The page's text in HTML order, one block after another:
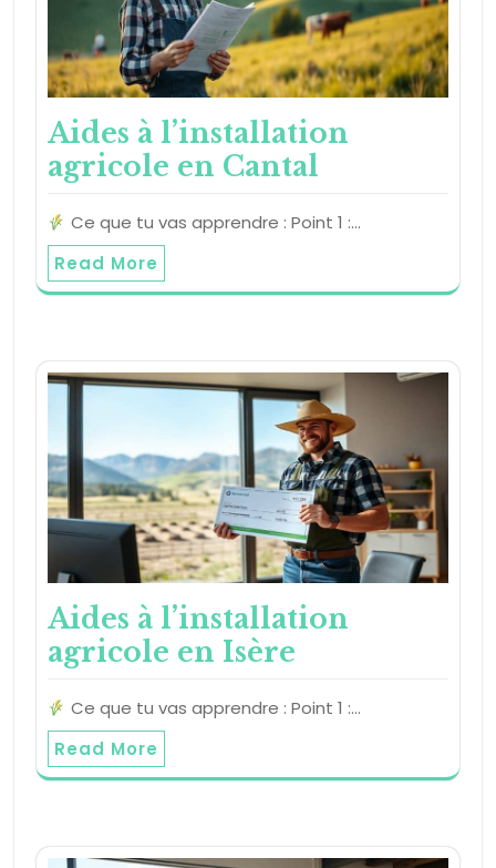
Aides à l’installation
agricole en Cantal
Ce que tu vas apprendre : Point 1 :…
Read More
Aides à l’installation
agricole en Isère
Ce que tu vas apprendre : Point 1 :…
Read More